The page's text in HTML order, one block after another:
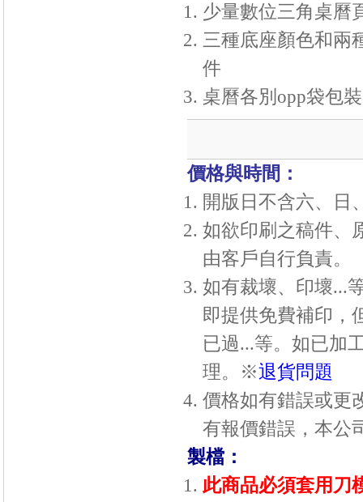
少量數位三角桌曆
三種底座顏色和兩
件
桌曆各別opp袋包裝
價格與時間：
開版日不含六、日
如欲印刷之稿件、
由客戶自行負責。
如有裁壞、印壞...
即提供免費補印，
已過...等。如已加
理。※退貨問題
價格如有錯誤或更
有報價錯誤，本公
製檔：
此商品必須套用刀